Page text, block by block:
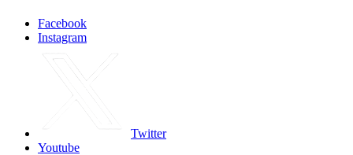
Facebook
Instagram
Twitter
Youtube